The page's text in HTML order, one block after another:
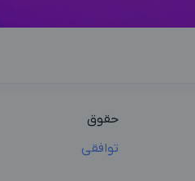
حقوق
توافقی